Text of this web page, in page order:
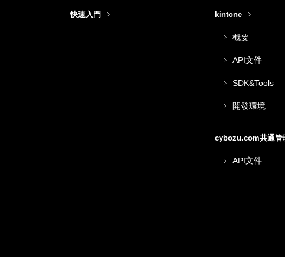
快速入門 kintone
概要
API文件
SDK&Tools
開發環境
cybozu.com共通管
API文件